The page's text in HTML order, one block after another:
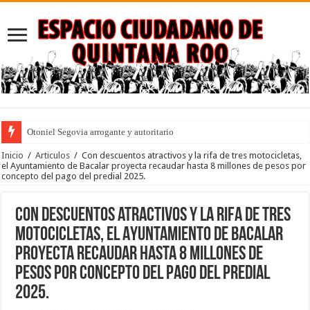
Otoniel Segovia arrogante y autoritario
Puebla: ley que penaliza el desempleo y la pobreza con dedicatoria a los
Inicio / Articulos / Con descuentos atractivos y la rifa de tres motocicletas,
el Ayuntamiento de Bacalar proyecta recaudar hasta 8 millones de pesos por
concepto del pago del predial 2025.
Con descuentos atractivos y la rifa de tres
motocicletas, el Ayuntamiento de Bacalar
proyecta recaudar hasta 8 millones de
pesos por concepto del pago del predial
2025.